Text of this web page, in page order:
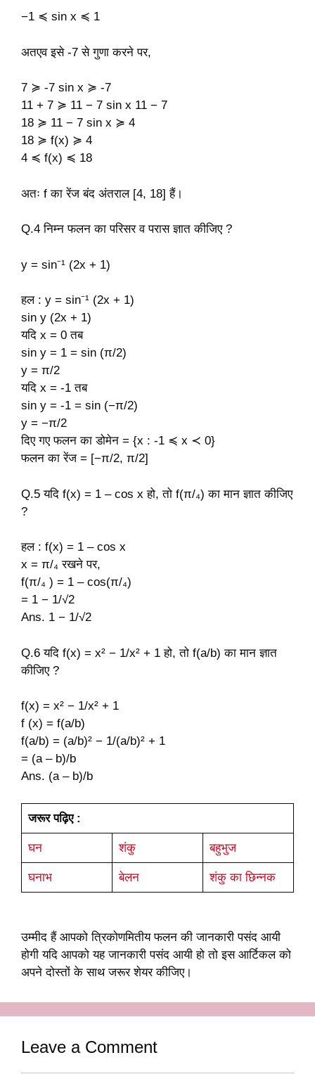
−1 ≼ sin x ≼ 1
अतएव इसे -7 से गुणा करने पर,
7 ≽ -7 sin x ≽ -7
11 + 7 ≽ 11 − 7 sin x 11 − 7
18 ≽ 11 − 7 sin x ≽ 4
18 ≽ f(x) ≽ 4
4 ≼ f(x) ≼ 18
अतः f का रेंज बंद अंतराल [4, 18] हैं।
Q.4 निम्न फलन का परिसर व परास ज्ञात कीजिए ?
y = sin⁻¹ (2x + 1)
हल : y = sin⁻¹ (2x + 1)
sin y (2x + 1)
यदि x = 0 तब
sin y = 1 = sin (π/2)
y = π/2
यदि x = -1 तब
sin y = -1 = sin (−π/2)
y = −π/2
दिए गए फलन का डोमेन = {x : -1 ≼ x ≺ 0}
फलन का रेंज = [−π/2, π/2]
Q.5 यदि f(x) = 1 – cos x हो, तो f(π/₄) का मान ज्ञात कीजिए
?
हल : f(x) = 1 – cos x
x = π/₄ रखने पर,
f(π/₄ ) = 1 – cos(π/₄)
= 1 − 1/√2
Ans. 1 − 1/√2
Q.6 यदि f(x) = x² − 1/x² + 1 हो, तो f(a/b) का मान ज्ञात
कीजिए ?
f(x) = x² − 1/x² + 1
f (x) = f(a/b)
f(a/b) = (a/b)² − 1/(a/b)² + 1
= (a – b)/b
Ans. (a – b)/b
जरूर पढ़िए :
घन शंकु बहुभुज
घनाभ बेलन शंकु का छिन्नक
उम्मीद हैं आपको त्रिकोणमितीय फलन की जानकारी पसंद आयी
होगी यदि आपको यह जानकारी पसंद आयी हो तो इस आर्टिकल को
अपने दोस्तों के साथ जरूर शेयर कीजिए।
Leave a Comment